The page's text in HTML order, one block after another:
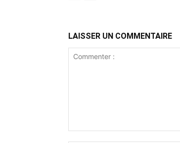
LAISSER UN COMMENTAIRE